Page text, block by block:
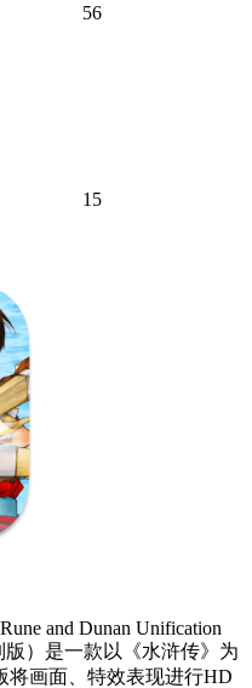
56
15
and Dunan Unification
版）是一款以《水浒传》为
将画面、特效表现进行HD